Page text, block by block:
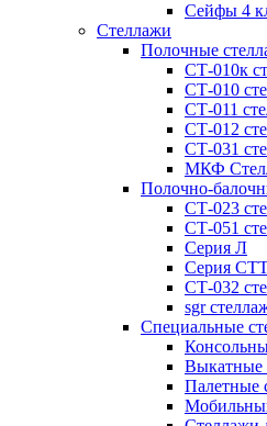
Сейфы 4
Стеллажи
Полочные
СТ-010к
СТ-010
СТ-011
СТ-012
СТ-031
МКФ
Полочно-
СТ-023
СТ-051
Серия Л
Серия
СТ-032
sgr
Специальные
Выкатные
Палетные